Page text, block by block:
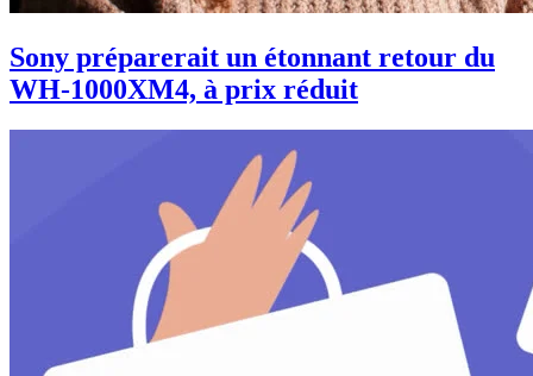
Sony préparerait un étonnant retour du
WH-1000XM4, à prix réduit